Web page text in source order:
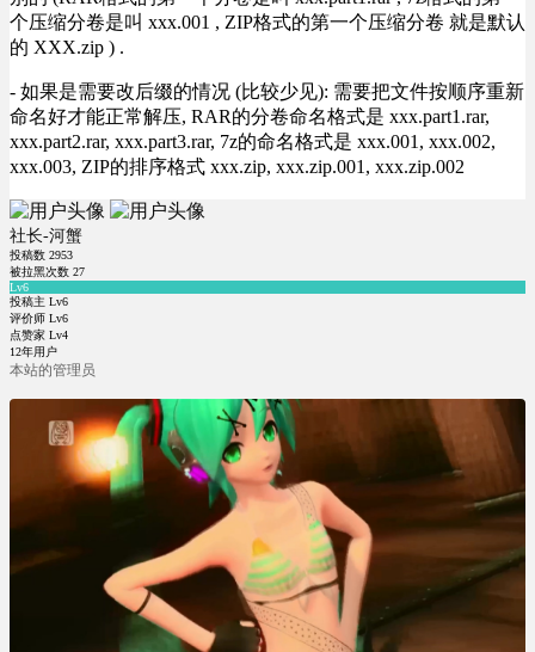
个压缩分卷是叫 xxx.001 , ZIP格式的第一个压缩分卷 就是默认
的 XXX.zip ) .
- 如果是需要改后缀的情况 (比较少见): 需要把文件按顺序重新
命名好才能正常解压, RAR的分卷命名格式是 xxx.part1.rar,
xxx.part2.rar, xxx.part3.rar, 7z的命名格式是 xxx.001, xxx.002,
xxx.003, ZIP的排序格式 xxx.zip, xxx.zip.001, xxx.zip.002
社长-河蟹
投稿数 2953
被拉黑次数 27
Lv6
投稿主 Lv6
评价师 Lv6
点赞家 Lv4
12年用户
本站的管理员